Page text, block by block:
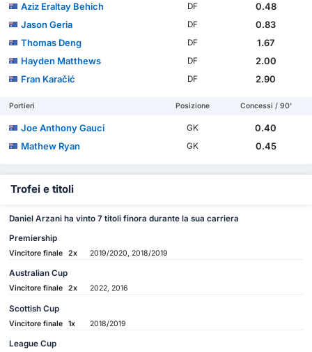
Aziz Eraltay Behich
DF
0.48
Jason Geria
DF
0.83
Thomas Deng
DF
1.67
Hayden Matthews
DF
2.00
Fran Karačić
DF 2.90
Portieri Posizione Concessi / 90'
Joe Anthony Gauci GK
0.40
Mathew Ryan
GK 0.45
Trofei e titoli
Daniel Arzani ha vinto 7 titoli finora durante la sua carriera
Premiership
Vincitore finale 2x 2019/2020, 2018/2019
Australian Cup
Vincitore finale 2x 2022, 2016
Scottish Cup
Vincitore finale 1x 2018/2019
League Cup